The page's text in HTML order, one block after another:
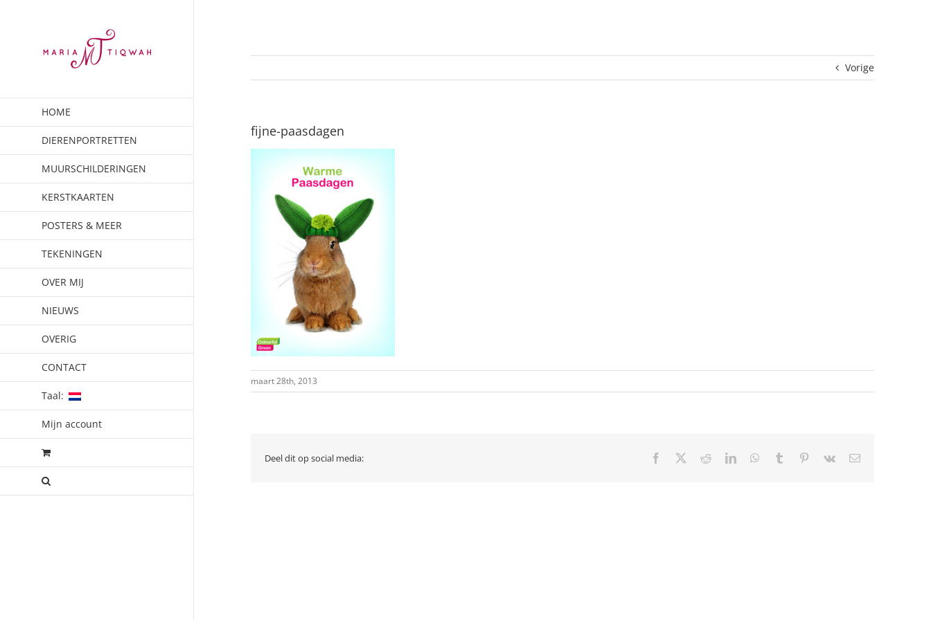
HOME
DIERENPORTRETTEN
MUURSCHILDERINGEN
KERSTKAARTEN
POSTERS & MEER
TEKENINGEN
OVER MIJ
NIEUWS
OVERIG
CONTACT
Taal:
Mijn account
Vorige
fijne-paasdagen
maart 28th, 2013
Deel dit op social media: Facebook RedditLinkedInWhatsApp
Tumblr Pinterest
Vk
E-